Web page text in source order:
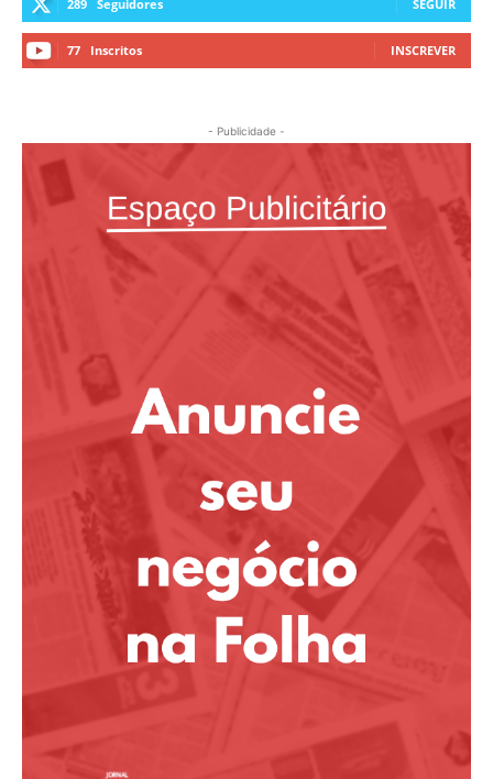
289 Seguidores SEGUIR
77 Inscritos INSCREVER
- Publicidade -